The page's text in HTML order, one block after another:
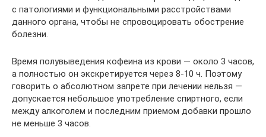
с патологиями и функциональными расстройствами
данного органа, чтобы не спровоцировать обострение
болезни.
Время полувыведения кофеина из крови — около 3 часов,
а полностью он экскретируется через 8-10 ч. Поэтому
говорить о абсолютном запрете при лечении нельзя —
допускается небольшое употребление спиртного, если
между алкоголем и последним приемом добавки прошло
не меньше 3 часов.